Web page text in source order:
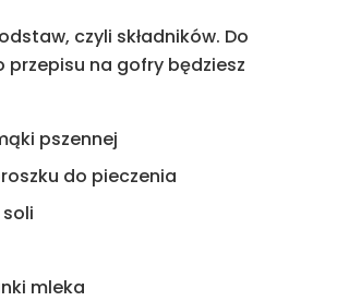
czyli składników. Do
na gofry będziesz
pszennej
do pieczenia
soli
mleka